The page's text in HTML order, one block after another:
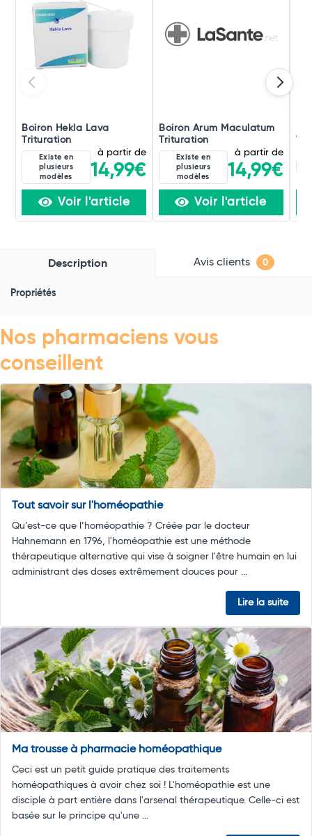
Boiron Hekla Lava
Trituration
Existe en
plusieurs
modèles
à partir de
14,99€
Voir l'article
Boiron Arum Maculatum
Trituration
Existe en
plusieurs
modèles
à partir de
14,99€
Voir l'article
Description Avis clients 0
Propriétés
Nos pharmaciens vous
conseillent
Tout savoir sur l'homéopathie
Qu’est-ce que l’homéopathie ? Créée par le docteur
Hahnemann en 1796, l'homéopathie est une méthode
thérapeutique alternative qui vise à soigner l'être humain en lui
administrant des doses extrêmement douces pour ...
Lire la suite
Ma trousse à pharmacie homéopathique
Ceci est un petit guide pratique des traitements
homéopathiques à avoir chez soi ! L'homéopathie est une
disciple à part entière dans l'arsenal thérapeutique. Celle-ci est
basée sur le principe qu'une ...